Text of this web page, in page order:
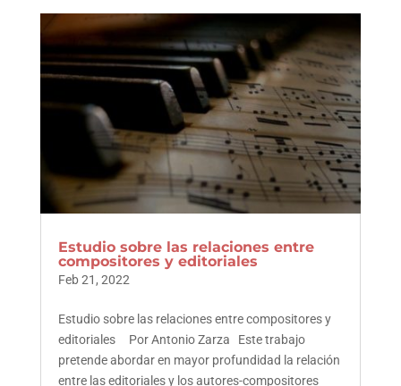
Estudio sobre las relaciones entre
compositores y editoriales
Feb 21, 2022
Estudio sobre las relaciones entre compositores y
editoriales Por Antonio Zarza Este trabajo
pretende abordar en mayor profundidad la relación
entre las editoriales y los autores-compositores